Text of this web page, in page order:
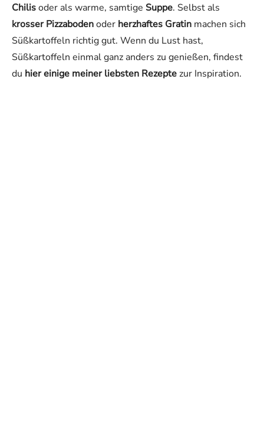
Chilisoder als warme, samtige Suppe. Selbst als
krosser Pizzabodenoder herzhaftes Gratin machen sich
Süßkartoffeln richtig gut. Wenn du Lust hast,
Süßkartoffeln einmal ganz anders zu genießen, findest
du hier einige meiner liebsten Rezeptezur Inspiration.